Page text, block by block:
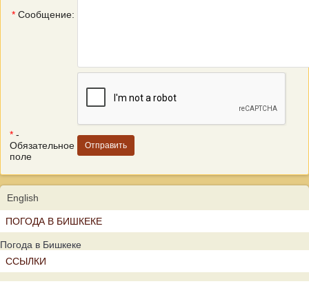
* Сообщение:
* -
Обязательное
поле
English
ПОГОДА В БИШКЕКЕ
Погода в Бишкеке
ССЫЛКИ